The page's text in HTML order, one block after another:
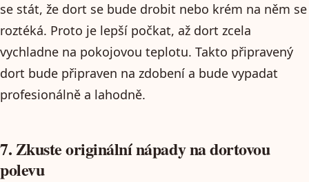
se stát, že dort se bude drobit nebo krém na něm se
roztéká. Proto je lepší počkat, až dort zcela
vychladne na pokojovou teplotu. Takto připravený
dort bude připraven na zdobení a bude vypadat
profesionálně a lahodně.
7. Zkuste originální nápady na dortovou
polevu